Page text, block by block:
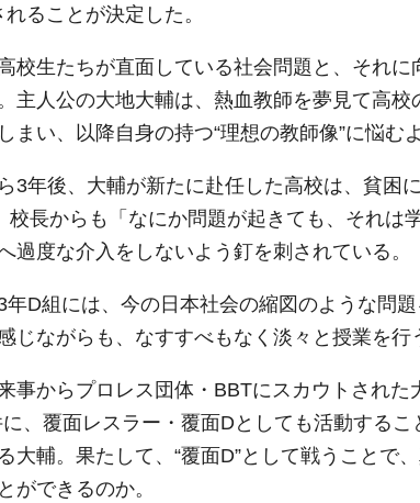
ることが決定した。
校生たちが直面している社会問題と、それ
主人公の大地大輔は、熱血教師を夢見て高
まい、以降自身の持つ“理想の教師像”に悩む
3年後、大輔が新たに赴任した高校は、貧困
校長からも「なにか問題が起きても、それ
過度な介入をしないよう釘を刺されている。
年D組には、今の日本社会の縮図のような問
じながらも、なすすべもなく淡々と授業を行
事からプロレス団体・BBTにスカウトされた
に、覆面レスラー・覆面Dとしても活動する
大輔。果たして、“覆面D”として戦うことで
ができるのか。